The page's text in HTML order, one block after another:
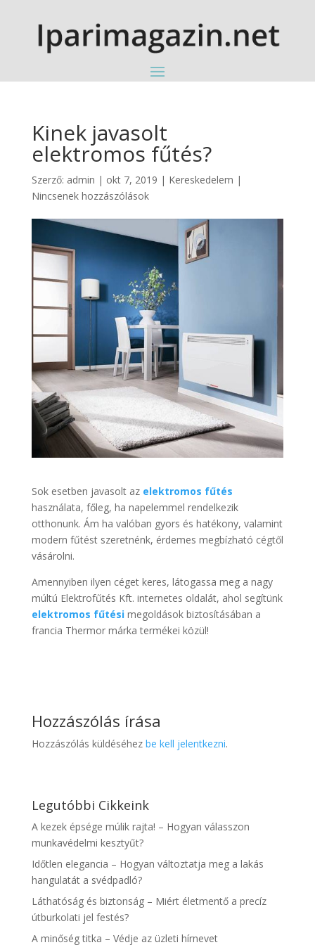
Kinek javasolt
elektromos fűtés?
Szerző: admin | okt 7, 2019 | Kereskedelem |
Nincsenek hozzászólások
Sok esetben javasolt az elektromos fűtés
használata, főleg, ha napelemmel rendelkezik
otthonunk. Ám ha valóban gyors és hatékony, valamint
modern fűtést szeretnénk, érdemes megbízható cégtől
vásárolni.
Amennyiben ilyen céget keres, látogassa meg a nagy
múltú Elektrofűtés Kft. internetes oldalát, ahol segítünk
elektromos fűtési megoldások biztosításában a
francia Thermor márka termékei közül!
Hozzászólás írása
Hozzászólás küldéséhez be kell jelentkezni.
Legutóbbi Cikkeink
A kezek épsége múlik rajta! – Hogyan válasszon
munkavédelmi kesztyűt?
Időtlen elegancia – Hogyan változtatja meg a lakás
hangulatát a svédpadló?
Láthatóság és biztonság – Miért életmentő a precíz
útburkolati jel festés?
A minőség titka – Védje az üzleti hírnevet